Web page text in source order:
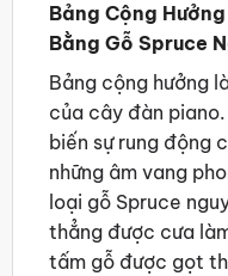
Bảng Cộng
Bằng Gỗ Spruce
Bảng cộng hưởng
của cây đàn
biến sự rung động
những âm vang
loại gỗ Spruce
thẳng được cưa
tấm gỗ được gọt